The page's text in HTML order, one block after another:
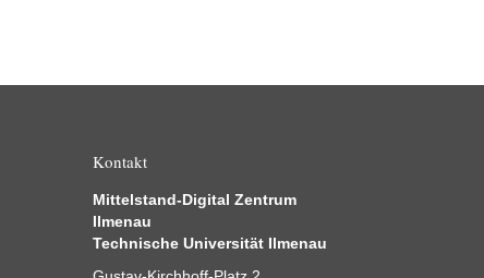
Kontakt
Mittelstand-Digital Zentrum
Ilmenau
Technische Universität Ilmenau